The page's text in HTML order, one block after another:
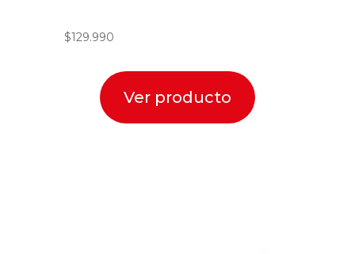
$129.990
Ver producto